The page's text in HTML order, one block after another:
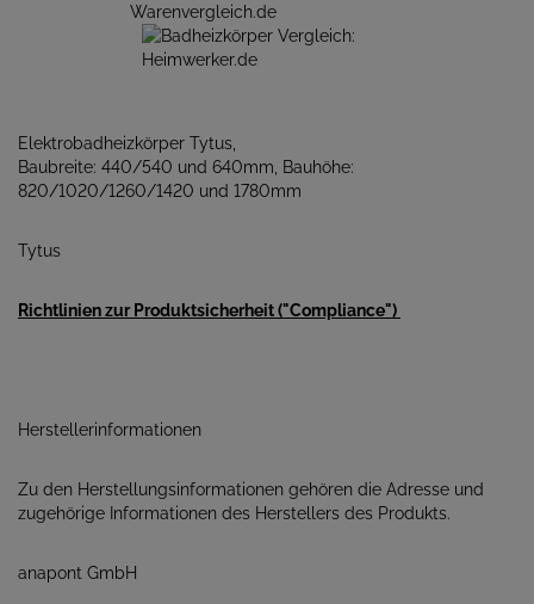
Elektrobadheizkörper Tytus,
Baubreite: 440/540 und 640mm, Bauhöhe:
820/1020/1260/1420 und 1780mm
Tytus
Richtlinien zur Produktsicherheit ("Compliance")
Herstellerinformationen
Zu den Herstellungsinformationen gehören die Adresse und
zugehörige Informationen des Herstellers des Produkts.
anapont GmbH